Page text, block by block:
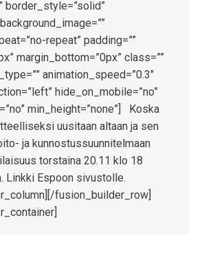
border_style=”solid”
repeat” padding=””
margin_bottom=”0px” class=””
animation_speed=”0.3″
hide_on_mobile=”no”
min_height=”none”] Koska
uusitaan altaan ja sen
ja kunnostussuunnitelmaan
torstaina 20.11 klo 18
Linkki Espoon sivustolle.
fusion_builder_row]